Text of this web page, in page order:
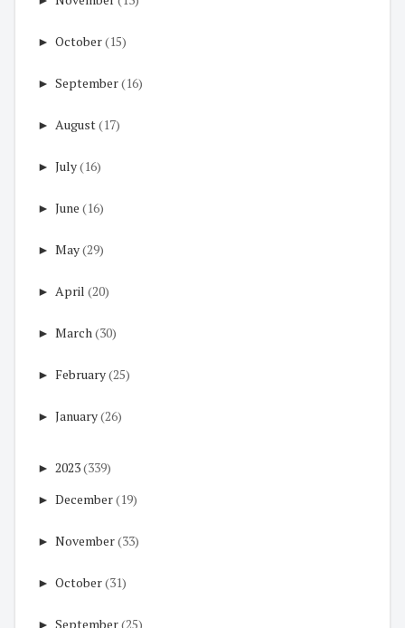
► October(15)
► September(16)
► August(17)
► July(16)
► June (16)
► May(29)
► April (20)
► March(30)
► February(25)
► January(26)
► 2023(339)
► December(19)
► November(33)
► October(31)
► September(25)